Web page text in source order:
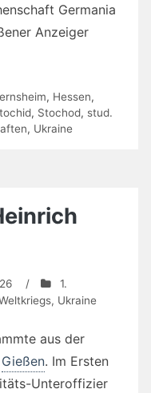
Germania
Anzeiger
, Hessen,
, Stochod, stud.
, Ukraine
/
1.
, Ukraine
aus der
Gießen. Im Ersten
Unteroffizier